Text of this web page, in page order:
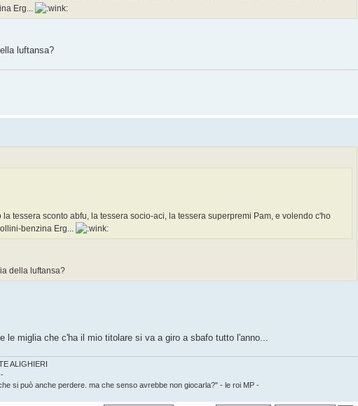
Erg...
luftansa?
tessera sconto abfu, la tessera socio-aci, la tessera superpremi Pam, e volendo c'ho
benzina Erg...
della luftansa?
le miglia che c'ha il mio titolare si va a giro a sbafo tutto l'anno...
ALIGHIERI
si può anche perdere. ma che senso avrebbe non giocarla?" - le roi MP -